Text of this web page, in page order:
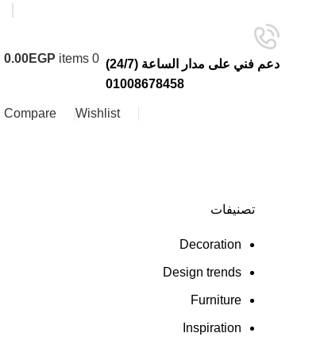
دعم فني على مدار الساعة (24/7)
01008678458
0
items
0.00EGP
Wishlist
Compare
تصنيفات
Decoration
Design trends
Furniture
Inspiration